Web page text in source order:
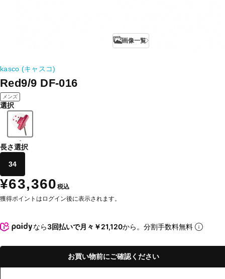
画像一覧
kasco (キャスコ)
Red9/9 DF-016
メンズ
選択
-
長さ選択
34
¥63,360 税込
獲得ポイントはログイン後に表示されます。
なら3回払いで月々￥21,120から。分割手数料無料
お買い物前にご確認ください